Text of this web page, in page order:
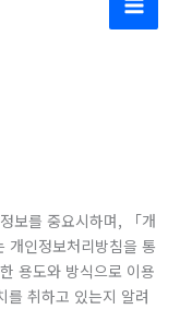
보를 중요시하며, 「개
개인정보처리방침을 통
용도와 방식으로 이용
를 취하고 있는지 알려